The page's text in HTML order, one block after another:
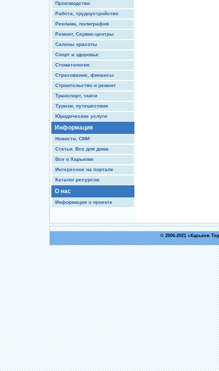
Производство
Работа, трудоустройство
Реклама, полиграфия
Ремонт, Сервис-центры
Салоны красоты
Спорт и здоровье
Стоматология
Страхование, финансы
Строительство и ремонт
Транспорт, такси
Туризм, путешествия
Юридические услуги
Информация
Новости, СМИ
Статьи. Все для дома
Все о Харькове
Интересное на портале
Каталог ресурсов
О нас
Информация о проекте
© 2006-2021 «Харьков